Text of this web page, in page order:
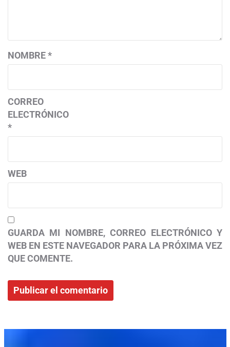
NOMBRE*
CORREO
ELECTRÓNICO
*
WEB
GUARDA MI NOMBRE, CORREO ELECTRÓNICO Y
WEB EN ESTE NAVEGADOR PARA LA PRÓXIMA VEZ
QUE COMENTE.